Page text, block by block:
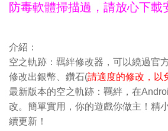
防毒軟體掃描過，請放心下載
介紹：
空之軌跡：羈絆修改器，可以繞過官
修改出銀幣、鑽石(請適度的修改，以
最新版本的空之軌跡：羈絆，在
改。簡單實用，你的遊戲你做主！精
續更新！